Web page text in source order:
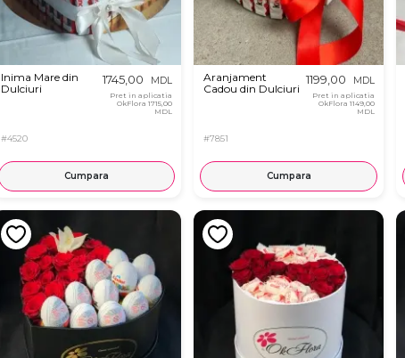
Inima Mare din
Dulciuri
#4520
1745,00 MDL
Pret in aplicatia
OkFlora 1715,00
MDL
Cumpara
Aranjament
Cadou din Dulciuri
#7851
1199,00 MDL
Pret in aplicatia
OkFlora 1149,00
MDL
Cumpara